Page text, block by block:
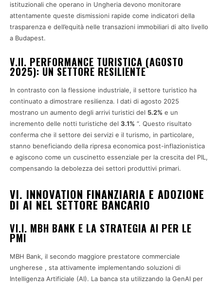
istituzionali che operano in Ungheria devono monitorare
attentamente queste dismissioni rapide come indicatori della
trasparenza e dell’equità nelle transazioni immobiliari di alto livello
a Budapest.
V.II. PERFORMANCE TURISTICA (AGOSTO
2025): UN SETTORE RESILIENTE
In contrasto con la flessione industriale, il settore turistico ha
continuato a dimostrare resilienza. I dati di agosto 2025
mostrano un aumento degli arrivi turistici del 5.2% e un
incremento delle notti turistiche del 3.1% “. Questo risultato
conferma che il settore dei servizi e il turismo, in particolare,
stanno beneficiando della ripresa economica post-inflazionistica
e agiscono come un cuscinetto essenziale per la crescita del PIL,
compensando la debolezza dei settori produttivi primari.
VI. INNOVATION FINANZIARIA E ADOZIONE
DI AI NEL SETTORE BANCARIO
VI.I. MBH BANK E LA STRATEGIA AI PER LE
PMI
MBH Bank, il secondo maggiore prestatore commerciale
ungherese , sta attivamente implementando soluzioni di
Intelligenza Artificiale (AI). La banca sta utilizzando la GenAI per